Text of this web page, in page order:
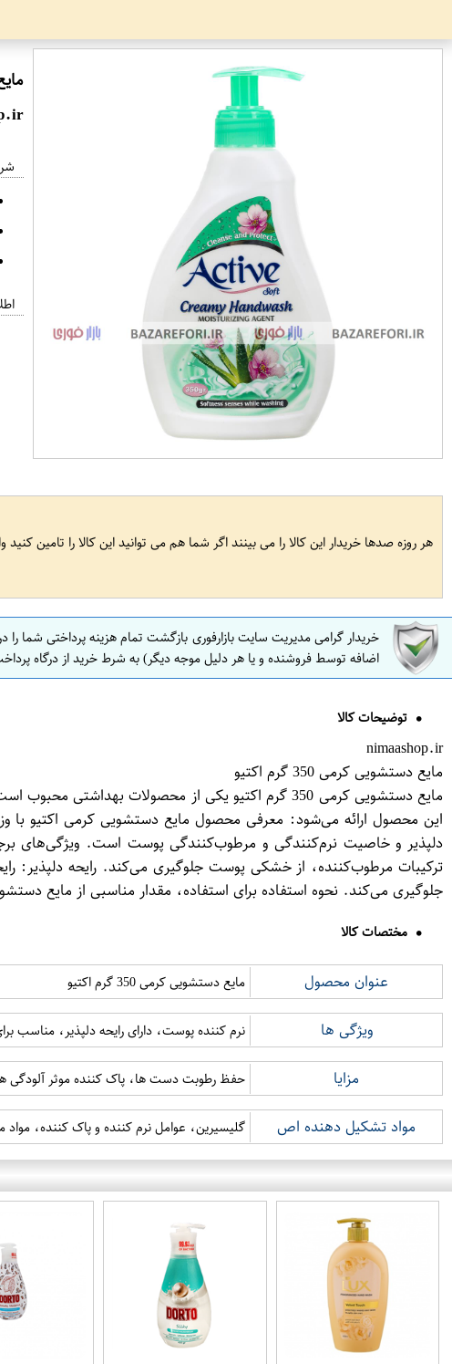
مایع
هر روزه صدها خریدار این کالا را می بینند اگر شما هم می توانید این کالا را تامین کنید
خریدار گرامی مدیریت سایت بازارفوری بازگشت تمام هزینه پرداختی
اضافه توسط فروشنده و یا هر دلیل موجه دیگر) به شرط خرید از درگاه
توضیحات کالا
nimaashop.ir
مایع دستشویی کرمی 350 گرم اکتیو
مایع دستشویی کرمی 350 گرم اکتیو یکی از محصولات
دلپذیر و خاصیت نرم‌کنندگی و مرطوب‌کنندگی پوست است. ویژگی‌های
جلوگیری می‌کند. نحوه استفاده برای استفاده، مقدار مناسبی از مایع
مختصات کالا
عنوان محصول مایع دستشویی کرمی 350 گرم اکتیو
ویژگی ها نرم کننده پوست، دارای رایحه دلپذیر، مناسب
مزایا حفظ رطوبت دست ها، پاک کننده موثر آلودگی
مواد تشکیل دهنده اص گلیسیرین، عوامل نرم کننده و پاک کننده،